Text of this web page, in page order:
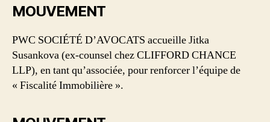
MOUVEMENT
PWC SOCIÉTÉ D’AVOCATS accueille Jitka
Susankova (ex-counsel chez CLIFFORD CHANCE
LLP), en tant qu’associée, pour renforcer l’équipe de
« Fiscalité Immobilière ».